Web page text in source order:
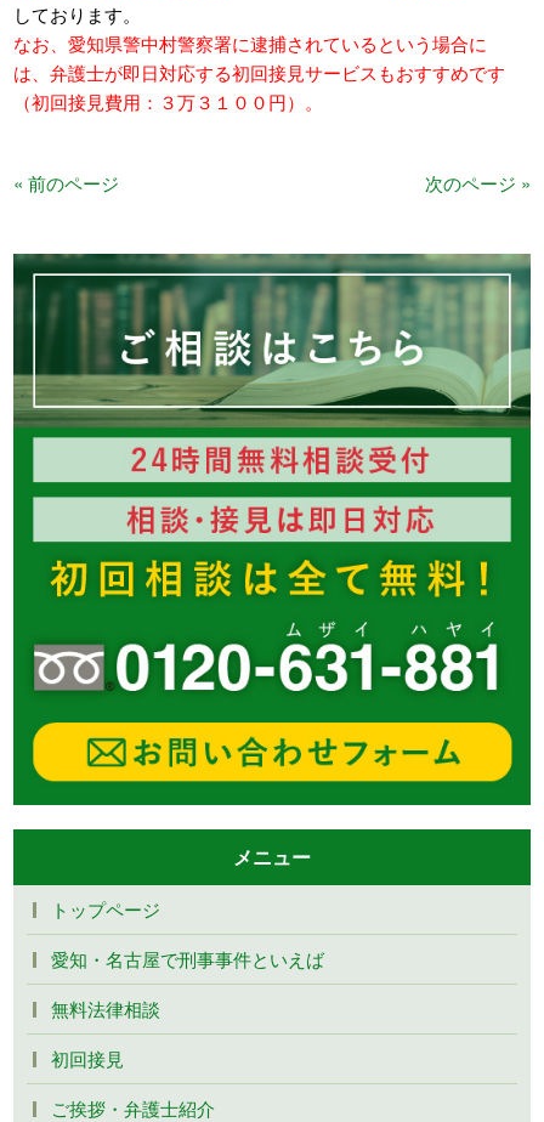
しております。
なお、愛知県警中村警察署に逮捕されているという場合に
は、弁護士が即日対応する初回接見サービスもおすすめです
（初回接見費用：３万３１００円）。
« 前のページ 次のページ »
メニュー
トップページ
愛知・名古屋で刑事事件といえば
無料法律相談
初回接見
ご挨拶・弁護士紹介